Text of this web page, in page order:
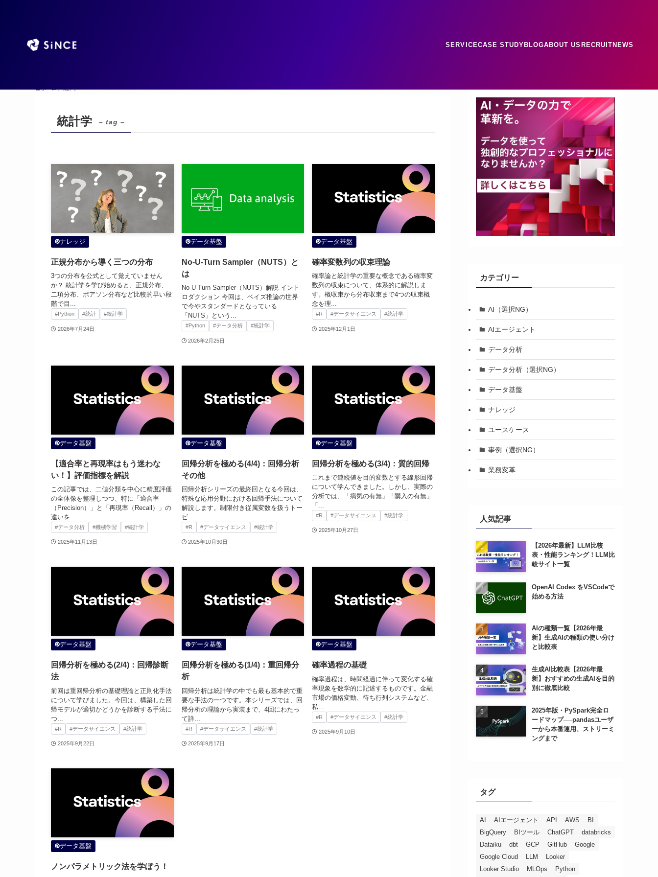
SERVICECASE STUDY BLOGABOUT US RECRUIT NEWS
統計学 – tag –
ナレッジ
正規分布から導く三つの分布
3つの分布を公式として覚えていません
か？ 統計学を学び始めると、正規分布、
二項分布、ポアソン分布など比較的早い段
階で目...
#Python #統計 #統計学
2026年7月24日
データ基盤
No-U-Turn Sampler（NUTS）と
は
No-U-Turn Sampler（NUTS）解説 イント
ロダクション 今回は、ベイズ推論の世界
で今やスタンダードとなっている
「NUTS」という...
#Python #データ分析 #統計学
2026年2月25日
データ基盤
確率変数列の収束理論
確率論と統計学の重要な概念である確率変
数列の収束について、体系的に解説しま
す。概収束から分布収束まで4つの収束概
念を理...
#R #データサイエンス #統計学
2025年12月1日
データ基盤
【適合率と再現率はもう迷わな
い！】評価指標を解説
この記事では、二値分類を中心に精度評価
の全体像を整理しつつ、特に「適合率
（Precision）」と「再現率（Recall）」の
違いを...
#データ分析 #機械学習 #統計学
2025年11月13日
データ基盤
回帰分析を極める(4/4)：回帰分析
その他
回帰分析シリーズの最終回となる今回は、
特殊な応用分野における回帰手法について
解説します。制限付き従属変数を扱うトー
ビ...
#R #データサイエンス #統計学
2025年10月30日
データ基盤
回帰分析を極める(3/4)：質的回帰
これまで連続値を目的変数とする線形回帰
について学んできました。しかし、実際の
分析では、「病気の有無」「購入の有無」
「...
#R #データサイエンス #統計学
2025年10月27日
データ基盤
回帰分析を極める(2/4)：回帰診断
法
前回は重回帰分析の基礎理論と正則化手法
について学びました。今回は、構築した回
帰モデルが適切かどうかを診断する手法に
つ...
#R #データサイエンス #統計学
2025年9月22日
データ基盤
回帰分析を極める(1/4)：重回帰分
析
回帰分析は統計学の中でも最も基本的で重
要な手法の一つです。本シリーズでは、回
帰分析の理論から実装まで、4回にわたっ
て詳...
#R #データサイエンス #統計学
2025年9月17日
データ基盤
確率過程の基礎
確率過程は、時間経過に伴って変化する確
率現象を数学的に記述するものです。金融
市場の価格変動、待ち行列システムなど、
私...
#R #データサイエンス #統計学
2025年9月10日
データ基盤
ノンパラメトリック法を学ぼう！
カテゴリー
AI（選択NG）
AIエージェント
データ分析
データ分析（選択NG）
データ基盤
ナレッジ
ユースケース
事例（選択NG）
業務変革
人気記事
【2026年最新】LLM比較
表・性能ランキング！LLM比
較サイト一覧
OpenAI Codex をVSCodeで
始める方法
AIの種類一覧【2026年最
新】生成AIの種類の使い分け
と比較表
生成AI比較表【2026年最
新】おすすめの生成AIを目的
別に徹底比較
2025年版・PySpark完全ロ
ードマップ──pandasユーザ
ーから本番運用、ストリーミ
ングまで
タグ
AI AIエージェント API AWS
BI
BigQuery
BIツール ChatGPT
databricks
Dataiku
dbt GCP GitHub
Google
Google Cloud
LLM
Looker
Looker Studio
MLOps Python